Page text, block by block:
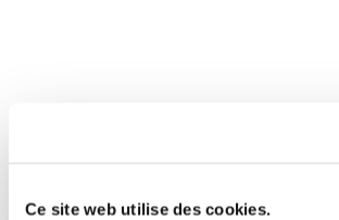
Ce site web utilise des cookies.